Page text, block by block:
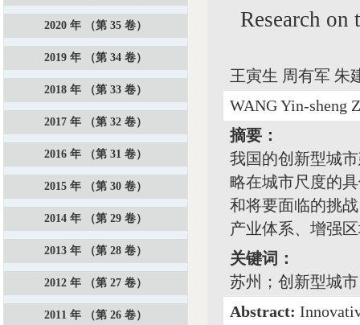
Research
王寅生 周有军 朱
WANG Yin-sheng
摘要：
我国的创新型城
略在城市尺度的
和将要面临的挑
产业体系、增强
关键词：
苏州；创新型城
Abstract:
2020 年 （第 35 卷）
2019 年 （第 34 卷）
2018 年 （第 33 卷）
2017 年 （第 32 卷）
2016 年 （第 31 卷）
2015 年 （第 30 卷）
2014 年 （第 29 卷）
2013 年 （第 28 卷）
2012 年 （第 27 卷）
2011 年 （第 26 卷）